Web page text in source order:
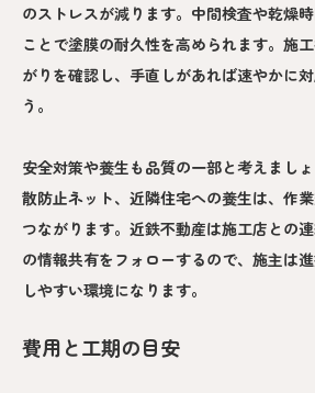
のストレスが減ります。中間検査や乾燥
ことで塗膜の耐久性を高められます。施
がりを確認し、手直しがあれば速やかに
う。
安全対策や養生も品質の一部と考えまし
散防止ネット、近隣住宅への養生は、作
つながります。近鉄不動産は施工店との
の情報共有をフォローするので、施主は
しやすい環境になります。
費用と工期の目安